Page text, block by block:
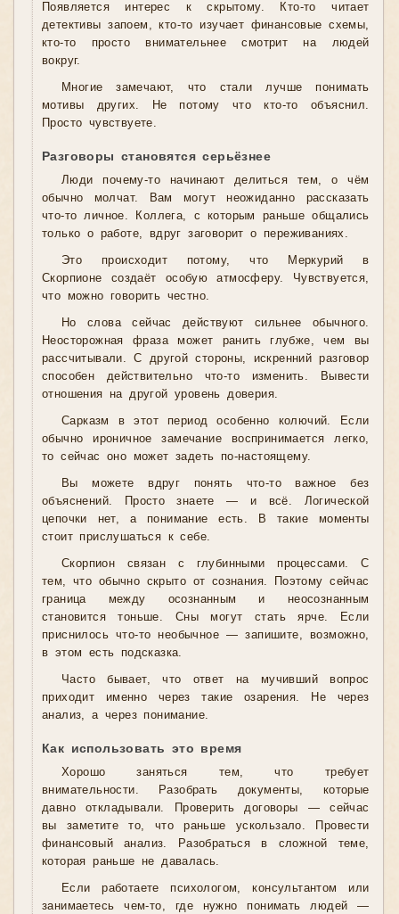
Появляется интерес к скрытому. Кто-то читает
детективы запоем, кто-то изучает финансовые схемы,
кто-то просто внимательнее смотрит на людей
вокруг.
Многие замечают, что стали лучше понимать
мотивы других. Не потому что кто-то объяснил.
Просто чувствуете.
Разговоры становятся серьёзнее
Люди почему-то начинают делиться тем, о чём
обычно молчат. Вам могут неожиданно рассказать
что-то личное. Коллега, с которым раньше общались
только о работе, вдруг заговорит о переживаниях.
Это происходит потому, что Меркурий в
Скорпионе создаёт особую атмосферу. Чувствуется,
что можно говорить честно.
Но слова сейчас действуют сильнее обычного.
Неосторожная фраза может ранить глубже, чем вы
рассчитывали. С другой стороны, искренний разговор
способен действительно что-то изменить. Вывести
отношения на другой уровень доверия.
Сарказм в этот период особенно колючий. Если
обычно ироничное замечание воспринимается легко,
то сейчас оно может задеть по-настоящему.
Вы можете вдруг понять что-то важное без
объяснений. Просто знаете — и всё. Логической
цепочки нет, а понимание есть. В такие моменты
стоит прислушаться к себе.
Скорпион связан с глубинными процессами. С
тем, что обычно скрыто от сознания. Поэтому сейчас
граница между осознанным и неосознанным
становится тоньше. Сны могут стать ярче. Если
приснилось что-то необычное — запишите, возможно,
в этом есть подсказка.
Часто бывает, что ответ на мучивший вопрос
приходит именно через такие озарения. Не через
анализ, а через понимание.
Как использовать это время
Хорошо заняться тем, что требует
внимательности. Разобрать документы, которые
давно откладывали. Проверить договоры — сейчас
вы заметите то, что раньше ускользало. Провести
финансовый анализ. Разобраться в сложной теме,
которая раньше не давалась.
Если работаете психологом, консультантом или
занимаетесь чем-то, где нужно понимать людей —